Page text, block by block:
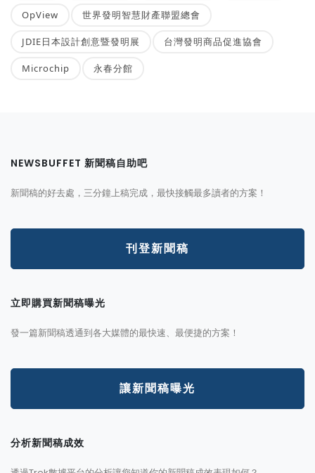
OpView 世界發明智慧財產聯盟總會
JDIE日本設計創意暨發明展 台灣發明商品促進協會
Microchip 永春分館
NEWSBUFFET 新聞稿自助吧
新聞稿的好去處，三分鐘上稿完成，最快接觸最多讀者的方案！
刊登新聞稿
立即購買新聞稿曝光
發一篇新聞稿透通到各大媒體的最快速、最便捷的方案！
讓新聞稿曝光
分析新聞稿成效